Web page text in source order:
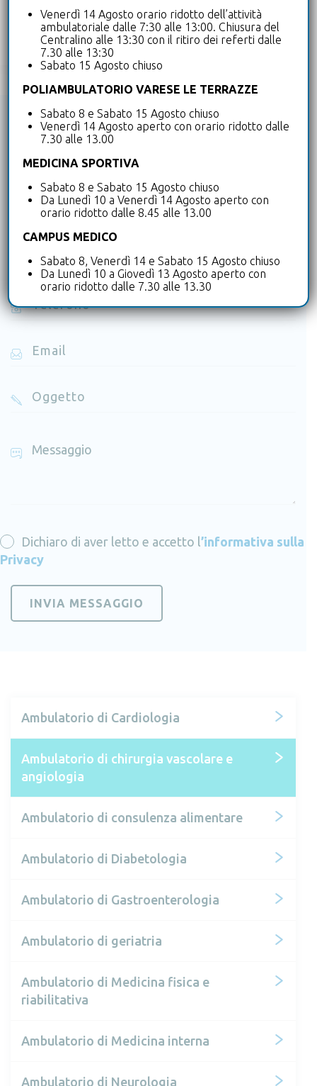
Dr. Roberto Caronno
Dr.ssa Anna Cremona
Prenota inviandoci una
mail!
Inserisci qui tutti i dettagli per la tua richiesta. Ti
ricontatteremo appena possibile.
Dichiaro di aver letto e accetto l’informativa sulla
Privacy
Ambulatorio di Cardiologia
Ambulatorio di chirurgia vascolare e
angiologia
Ambulatorio di consulenza alimentare
Ambulatorio di Diabetologia
Ambulatorio di Gastroenterologia
Ambulatorio di geriatria
Ambulatorio di Medicina fisica e
riabilitativa
Ambulatorio di Medicina interna
Ambulatorio di Neurologia
Venerdì 14 Agosto orario ridotto dell’attività
ambulatoriale dalle 7:30 alle 13:00. Chiusura del
Centralino alle 13:30 con il ritiro dei referti dalle
7.30 alle 13:30
Sabato 15 Agosto chiuso
POLIAMBULATORIO VARESE LE TERRAZZE
Sabato 8 e Sabato 15 Agosto chiuso
Venerdì 14 Agosto aperto con orario ridotto dalle
7.30 alle 13.00
MEDICINA SPORTIVA
Sabato 8 e Sabato 15 Agosto chiuso
Da Lunedì 10 a Venerdì 14 Agosto aperto con
orario ridotto dalle 8.45 alle 13.00
CAMPUS MEDICO
Sabato 8, Venerdì 14 e Sabato 15 Agosto chiuso
Da Lunedì 10 a Giovedì 13 Agosto aperto con
orario ridotto dalle 7.30 alle 13.30